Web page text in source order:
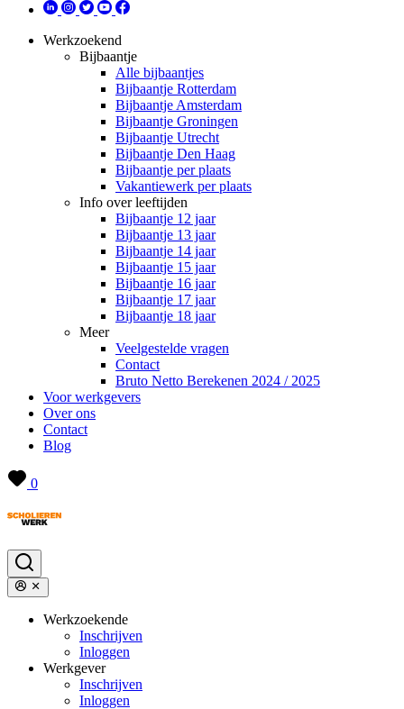
Werkzoekend
Bijbaantje
Alle bijbaantjes
Bijbaantje Rotterdam
Bijbaantje Amsterdam
Bijbaantje Groningen
Bijbaantje Utrecht
Bijbaantje Den Haag
Bijbaantje per plaats
Vakantiewerk per plaats
Info over leeftijden
Bijbaantje 12 jaar
Bijbaantje 13 jaar
Bijbaantje 14 jaar
Bijbaantje 15 jaar
Bijbaantje 16 jaar
Bijbaantje 17 jaar
Bijbaantje 18 jaar
Meer
Veelgestelde vragen
Contact
Bruto Netto Berekenen 2024 / 2025
Voor werkgevers
Over ons
Contact
Blog
0
Werkzoekende
Inschrijven
Inloggen
Werkgever
Inschrijven
Inloggen